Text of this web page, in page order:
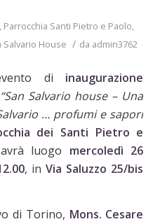
, Parrocchia Santi Pietro e Paolo,
Salvario House / da admin3762
di inaugurazione
“San Salvario house – Una
… profumi e sapori
dei Santi Pietro e
luogo mercoledì 26
, inVia Saluzzo 25/bis
di Torino, Mons. Cesare